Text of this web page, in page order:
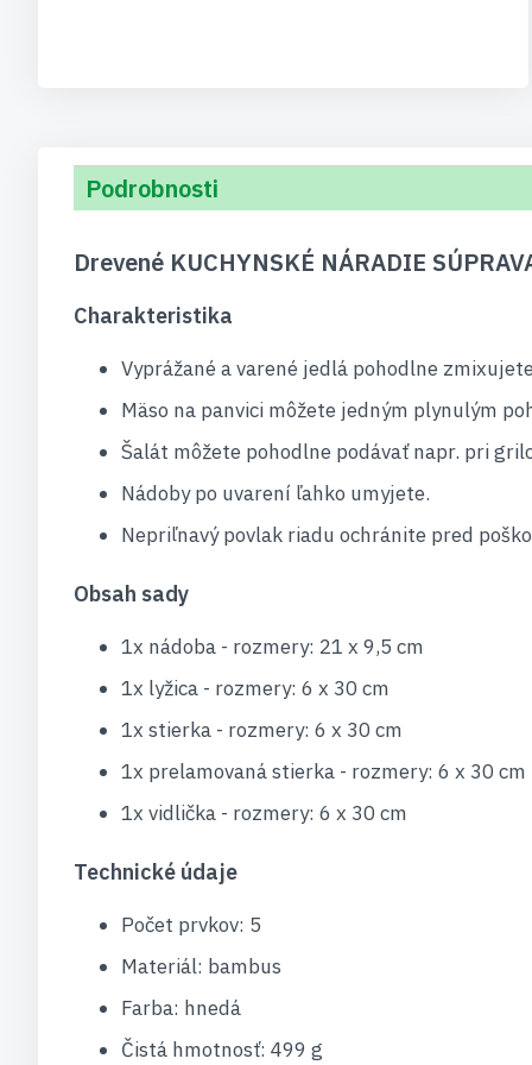
Podrobnosti
Drevené KUCHYNSKÉ NÁRADIE
Charakteristika
Vyprážané a varené jedlá pohodlne
Mäso na panvici môžete jedným plynulým
Šalát môžete pohodlne podávať napr. pri
Nádoby po uvarení ľahko umyjete.
Nepriľnavý povlak riadu ochránite pred
Obsah sady
1x nádoba - rozmery: 21 x 9,5 cm
1x lyžica - rozmery: 6 x 30 cm
1x stierka - rozmery: 6 x 30 cm
1x prelamovaná stierka - rozmery: 6 x 30 cm
1x vidlička - rozmery: 6 x 30 cm
Technické údaje
Počet prvkov: 5
Materiál: bambus
Farba: hnedá
Čistá hmotnosť: 499 g